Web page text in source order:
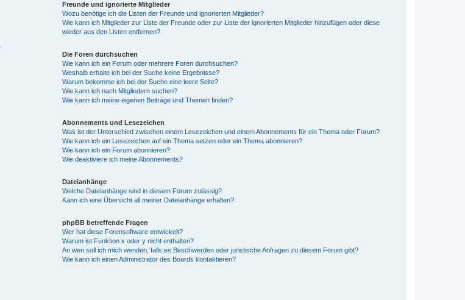
Freunde und ignorierte Mitglieder
Wozu benötige ich die Listen der Freunde und ignorierten Mitglieder?
Wie kann ich Mitglieder zur Liste der Freunde oder zur Liste der ignorierten Mitglieder hinzufügen oder diese
wieder aus den Listen entfernen?
Die Foren durchsuchen
Wie kann ich ein Forum oder mehrere Foren durchsuchen?
Weshalb erhalte ich bei der Suche keine Ergebnisse?
Warum bekomme ich bei der Suche eine leere Seite?
Wie kann ich nach Mitgliedern suchen?
Wie kann ich meine eigenen Beiträge und Themen finden?
Abonnements und Lesezeichen
Was ist der Unterschied zwischen einem Lesezeichen und einem Abonnements für ein Thema oder Forum?
Wie kann ich ein Lesezeichen auf ein Thema setzen oder ein Thema abonnieren?
Wie kann ich ein Forum abonnieren?
Wie deaktiviere ich meine Abonnements?
Dateianhänge
Welche Dateianhänge sind in diesem Forum zulässig?
Kann ich eine Übersicht all meiner Dateianhänge erhalten?
phpBB betreffende Fragen
Wer hat diese Forensoftware entwickelt?
Warum ist Funktion x oder y nicht enthalten?
An wen soll ich mich wenden, falls es Beschwerden oder juristische Anfragen zu diesem Forum gibt?
Wie kann ich einen Administrator des Boards kontaktieren?